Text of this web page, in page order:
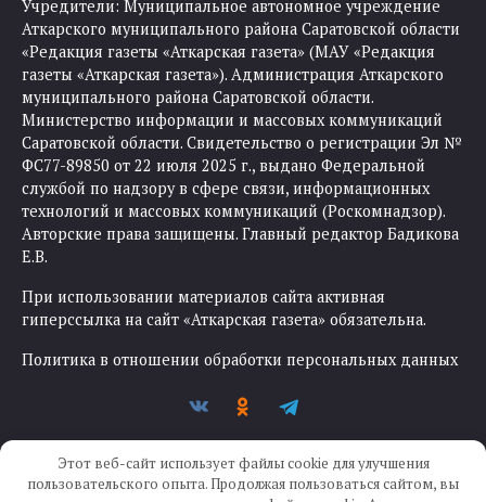
Учредители: Муниципальное автономное учреждение
Аткарского муниципального района Саратовской области
«Редакция газеты «Аткарская газета» (МАУ «Редакция
газеты «Аткарская газета»). Администрация Аткарского
муниципального района Саратовской области.
Министерство информации и массовых коммуникаций
Саратовской области. Свидетельство о регистрации Эл №
ФС77-89850 от 22 июля 2025 г., выдано Федеральной
службой по надзору в сфере связи, информационных
технологий и массовых коммуникаций (Роскомнадзор).
Авторские права защищены. Главный редактор Бадикова
Е.В.
При использовании материалов сайта активная
гиперссылка на сайт «Аткарская газета» обязательна.
Политика в отношении обработки персональных данных
Этот веб-сайт использует файлы cookie для улучшения
пользовательского опыта. Продолжая пользоваться сайтом, вы